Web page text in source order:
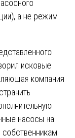
а не режим
исковые
компания
насосы на
собственникам